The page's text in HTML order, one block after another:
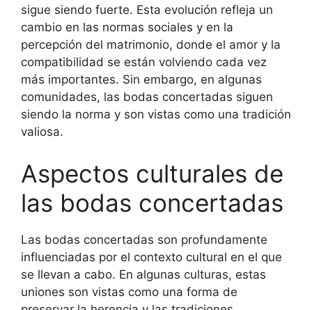
sigue siendo fuerte. Esta evolución refleja un
cambio en las normas sociales y en la
percepción del matrimonio, donde el amor y la
compatibilidad se están volviendo cada vez
más importantes. Sin embargo, en algunas
comunidades, las bodas concertadas siguen
siendo la norma y son vistas como una tradición
valiosa.
Aspectos culturales de
las bodas concertadas
Las bodas concertadas son profundamente
influenciadas por el contexto cultural en el que
se llevan a cabo. En algunas culturas, estas
uniones son vistas como una forma de